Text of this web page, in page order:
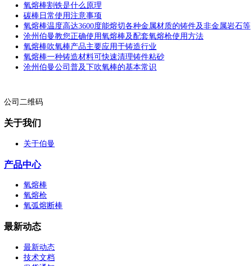
氧熔棒割铁是什么原理
碳棒日常使用注意事项
氧熔棒温度高达3600度能熔切各种金属材质的铸件及非金属岩石等
​沧州伯曼教您正确使用氧熔棒及配套氧熔枪使用方法
氧熔棒吹氧棒产品主要应用于铸造行业
氧熔棒一种铸造材料可快速清理铸件粘砂
沧州伯曼公司普及下吹氧棒的基本常识
公司二维码
关于我们
关于伯曼
产品中心
氧熔棒
氧熔枪
氧弧熔断棒
最新动态
最新动态
技术文档